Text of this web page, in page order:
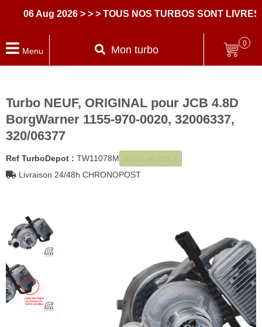
06 Aug 2026 > > > TOUS NOS TURBOS SONT LIVRES
Menu Mon turbo
0
Turbo NEUF, ORIGINAL pour JCB 4.8D
BorgWarner 1155-970-0020, 32006337,
320/06377
Ref TurboDepot : TW11078M dispo en stock
Livraison 24/48h CHRONOPOST